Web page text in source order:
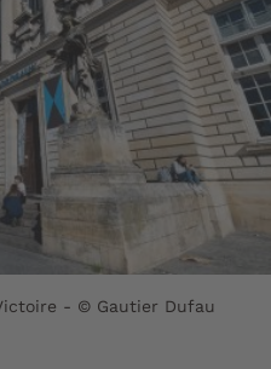
- © Gautier Dufau